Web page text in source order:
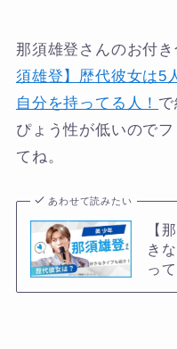
那須雄登さんのお付
須雄登】歴代彼女は5
自分を持ってる人！
ぴょう性が低いので
てね。
あわせて読みたい
【
き
っ